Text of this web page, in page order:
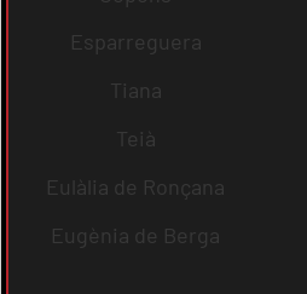
Esparreguera
Tiana
Teià
Eulàlia de Ronçana
Eugènia de Berga